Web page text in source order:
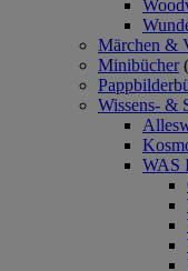
Märchen &
Minibücher
Wissens- &
WAS